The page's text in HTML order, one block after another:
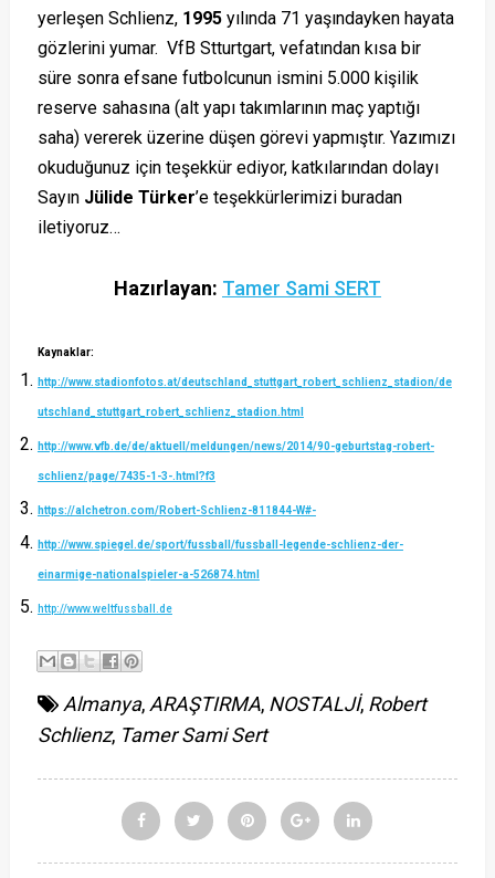
yerleşen Schlienz, 1995 yılında 71 yaşındayken hayata
gözlerini yumar. VfB Stturtgart, vefatından kısa bir
süre sonra efsane futbolcunun ismini 5.000 kişilik
reserve sahasına (alt yapı takımlarının maç yaptığı
saha) vererek üzerine düşen görevi yapmıştır. Yazımızı
okuduğunuz için teşekkür ediyor, katkılarından dolayı
Sayın Jülide Türker’e teşekkürlerimizi buradan
iletiyoruz…
Hazırlayan: Tamer Sami SERT
Kaynaklar:
http://www.stadionfotos.at/deutschland_stuttgart_robert_schlienz_stadion/de
utschland_stuttgart_robert_schlienz_stadion.html
http://www.vfb.de/de/aktuell/meldungen/news/2014/90-geburtstag-robert-
schlienz/page/7435-1-3-.html?f3
https://alchetron.com/Robert-Schlienz-811844-W#-
http://www.spiegel.de/sport/fussball/fussball-legende-schlienz-der-
einarmige-nationalspieler-a-526874.html
http://www.weltfussball.de
Almanya, ARAŞTIRMA, NOSTALJİ, Robert
Schlienz, Tamer Sami Sert